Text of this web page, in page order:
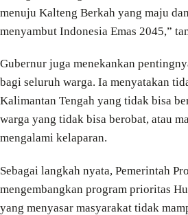
menuju Kalteng Berkah yang maju
menyambut Indonesia Emas 2045,”
Gubernur juga menekankan
bagi seluruh warga. Ia menyatakan
Kalimantan Tengah yang tidak bisa
warga yang tidak bisa berobat, atau
mengalami kelaparan.
Sebagai langkah nyata, Pemerintah
mengembangkan program prioritas
yang menyasar masyarakat tidak